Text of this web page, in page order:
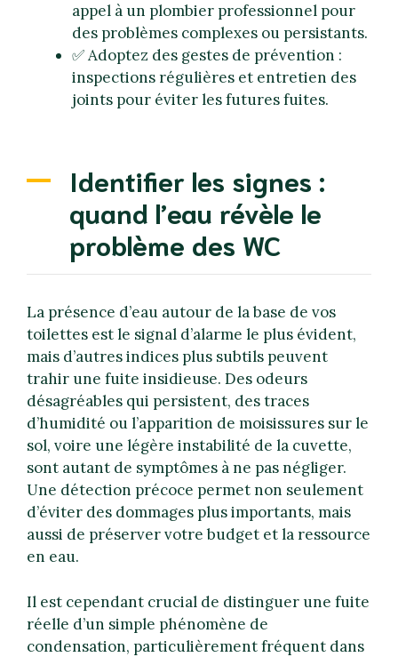
appel à un plombier professionnel pour
des problèmes complexes ou persistants.
✅ Adoptez des gestes de prévention :
inspections régulières et entretien des
joints pour éviter les futures fuites.
Identifier les signes :
quand l’eau révèle le
problème des WC
La présence d’eau autour de la base de vos
toilettes est le signal d’alarme le plus évident,
mais d’autres indices plus subtils peuvent
trahir une fuite insidieuse. Des odeurs
désagréables qui persistent, des traces
d’humidité ou l’apparition de moisissures sur le
sol, voire une légère instabilité de la cuvette,
sont autant de symptômes à ne pas négliger.
Une détection précoce permet non seulement
d’éviter des dommages plus importants, mais
aussi de préserver votre budget et la ressource
en eau.
Il est cependant crucial de distinguer une fuite
réelle d’un simple phénomène de
condensation, particulièrement fréquent dans